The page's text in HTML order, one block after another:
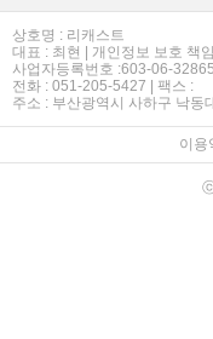
상호명 : 리캐스트
대표 : 최현 | 개인정보 보호 책
사업자등록번호 :603-06-
전화 : 051-205-5427 | 팩스 :
주소 : 부산광역시 사하구 낙동
이용
ⓒ